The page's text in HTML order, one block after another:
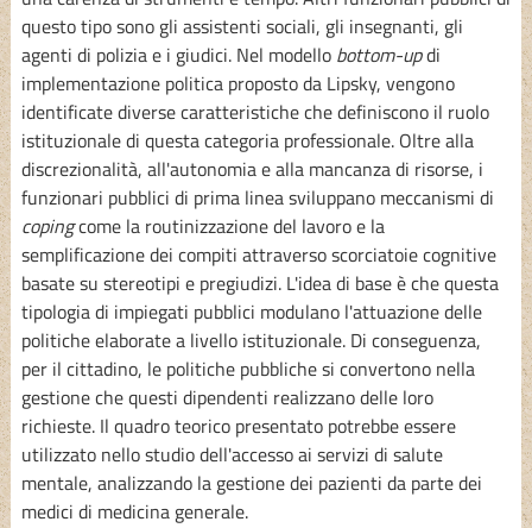
questo tipo sono gli assistenti sociali, gli insegnanti, gli
agenti di polizia e i giudici. Nel modello bottom-updi
implementazione politica proposto da Lipsky, vengono
identificate diverse caratteristiche che definiscono il ruolo
istituzionale di questa categoria professionale. Oltre alla
discrezionalità, all'autonomia e alla mancanza di risorse, i
funzionari pubblici di prima linea sviluppano meccanismi di
copingcome la routinizzazione del lavoro e la
semplificazione dei compiti attraverso scorciatoie cognitive
basate su stereotipi e pregiudizi. L'idea di base è che questa
tipologia di impiegati pubblici modulano l'attuazione delle
politiche elaborate a livello istituzionale. Di conseguenza,
per il cittadino, le politiche pubbliche si convertono nella
gestione che questi dipendenti realizzano delle loro
richieste. Il quadro teorico presentato potrebbe essere
utilizzato nello studio dell'accesso ai servizi di salute
mentale, analizzando la gestione dei pazienti da parte dei
medici di medicina generale.